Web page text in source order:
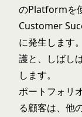
のPlatformを
Customer
に発生します
護と、しばし
します。
ポートフォリ
る顧客は、他